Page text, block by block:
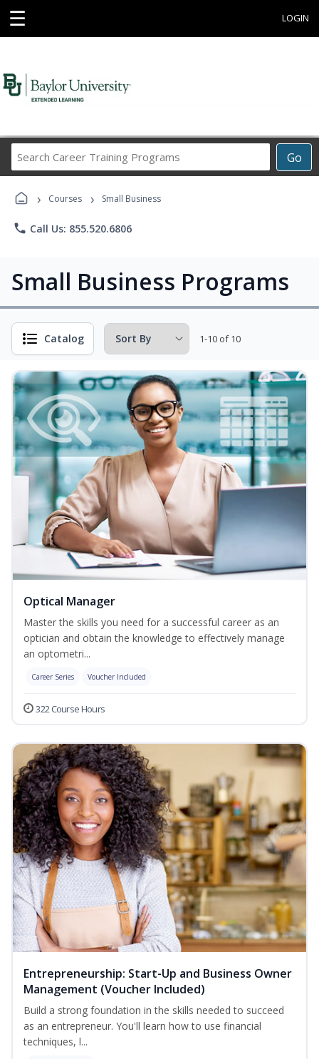
☰ LOGIN
Go
Career
Programs
› Courses › Small Business
phone Call Us: 855.520.6806
Small Business Programs
Catalog 1-10 of 10
Optical Manager
Master the skills you need for a successful career as an
optician and obtain the knowledge to effectively manage
an optometri...
Career Series Voucher Included
322 Course Hours
Entrepreneurship: Start-Up and Business Owner
Management (Voucher Included)
Build a strong foundation in the skills needed to succeed
as an entrepreneur. You'll learn how to use financial
techniques, l...